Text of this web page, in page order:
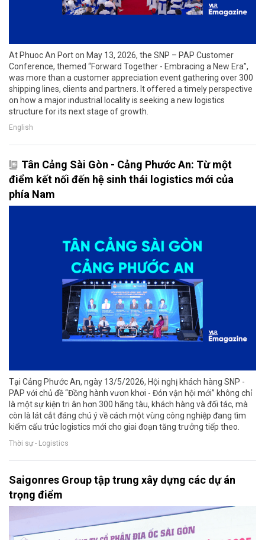
At Phuoc An Port on May 13, 2026, the SNP – PAP Customer
Conference, themed “Forward Together - Embracing a New Era”,
was more than a customer appreciation event gathering over 300
shipping lines, clients and partners. It offered a timely perspective
on how a major industrial locality is seeking a new logistics
structure for its next stage of growth.
English
Tân Cảng Sài Gòn - Cảng Phước An: Từ một
điểm kết nối đến hệ sinh thái logistics mới của
phía Nam
Tại Cảng Phước An, ngày 13/5/2026, Hội nghị khách hàng SNP -
PAP với chủ đề “Đồng hành vươn khơi - Đón vận hội mới” không chỉ
là một sự kiện tri ân hơn 300 hãng tàu, khách hàng và đối tác, mà
còn là lát cắt đáng chú ý về cách một vùng công nghiệp đang tìm
kiếm cấu trúc logistics mới cho giai đoạn tăng trưởng tiếp theo.
Thời sự - Logistics
Saigonres Group tập trung xây dựng các dự án
trọng điểm